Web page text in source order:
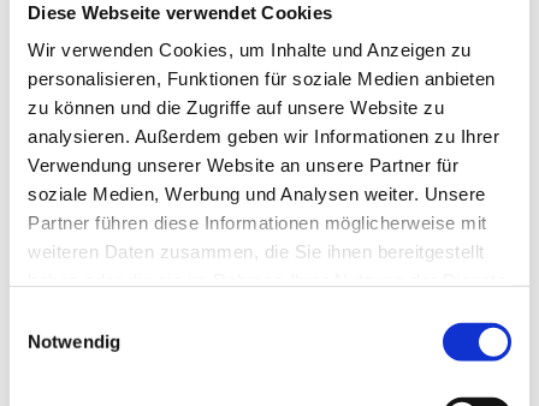
Diese Webseite verwendet Cookies
Wir verwenden Cookies, um Inhalte und Anzeigen zu
personalisieren, Funktionen für soziale Medien anbieten
zu können und die Zugriffe auf unsere Website zu
analysieren. Außerdem geben wir Informationen zu Ihrer
Verwendung unserer Website an unsere Partner für
soziale Medien, Werbung und Analysen weiter. Unsere
Partner führen diese Informationen möglicherweise mit
weiteren Daten zusammen, die Sie ihnen bereitgestellt
Cookies, wenn Sie unsere Webseite weiterhin nutzen.
Notwendig
Druckstellen (Hühneraugen, Schwielen)
kommt. Durch die stark gebeugten Gelenke
können Hautreizungen, Entzündungen,
Schwielenbildungen und Schmerzen
entstehen.
Therapie
Bei Krallen- und Hammerzehen kann mit